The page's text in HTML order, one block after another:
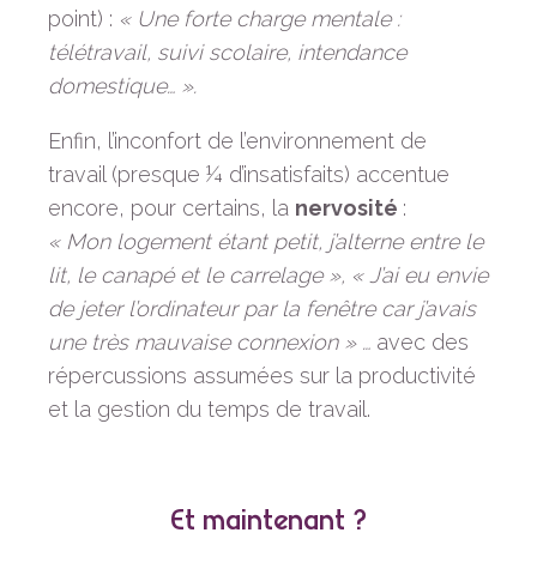
point) : « Une forte charge mentale :
télétravail, suivi scolaire, intendance
domestique… ».
Enfin, l’inconfort de l’environnement de
travail (presque ¼ d’insatisfaits) accentue
encore, pour certains, la nervosité :
« Mon logement étant petit, j’alterne entre le
lit, le canapé et le carrelage », « J’ai eu envie
de jeter l’ordinateur par la fenêtre car j’avais
une très mauvaise connexion » … avec des
répercussions assumées sur la productivité
et la gestion du temps de travail.
Et maintenant ?